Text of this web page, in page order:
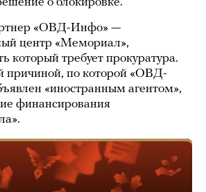
«ОВД-Инфо» —
центр «Мемориал»,
который требует прокуратура.
причиной, по которой «ОВД-
«иностранным агентом»,
финансирования